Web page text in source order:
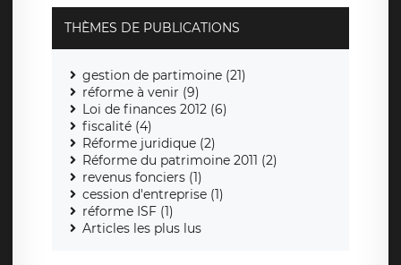
THÈMES DE PUBLICATIONS
gestion de partimoine (21)
réforme à venir (9)
Loi de finances 2012 (6)
fiscalité (4)
Réforme juridique (2)
Réforme du patrimoine 2011 (2)
revenus fonciers (1)
cession d'entreprise (1)
réforme ISF (1)
Articles les plus lus